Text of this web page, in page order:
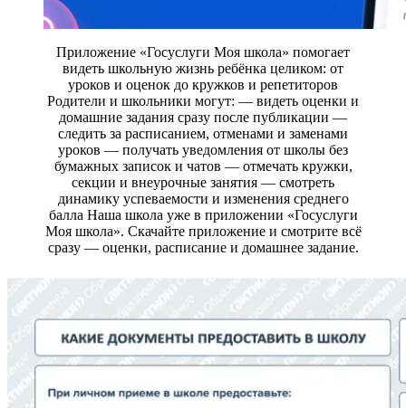
Приложение «Госуслуги Моя школа» помогает
видеть школьную жизнь ребёнка целиком: от
уроков и оценок до кружков и репетиторов
Родители и школьники могут: — видеть оценки и
домашние задания сразу после публикации —
следить за расписанием, отменами и заменами
уроков — получать уведомления от школы без
бумажных записок и чатов — отмечать кружки,
секции и внеурочные занятия — смотреть
динамику успеваемости и изменения среднего
балла Наша школа уже в приложении «Госуслуги
Моя школа». Скачайте приложение и смотрите всё
сразу — оценки, расписание и домашнее задание.